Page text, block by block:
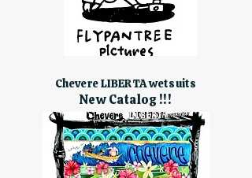
Chevere LIBERTA wetsuits
New Catalog !!!